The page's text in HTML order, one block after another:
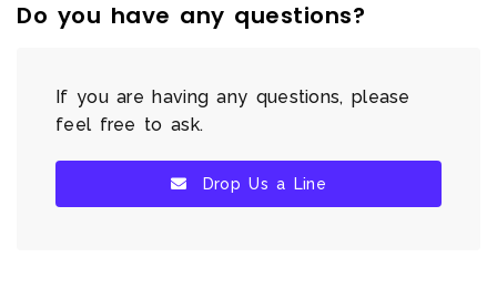
Do you have any questions?
If you are having any questions, please
feel free to ask.
Drop Us a Line